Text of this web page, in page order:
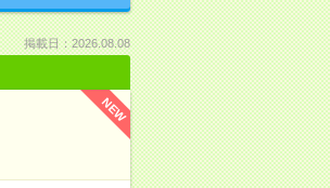
掲載日：2026.08.08
NEW